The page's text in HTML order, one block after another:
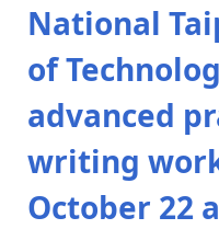
National
of
advanced
writing
October 22